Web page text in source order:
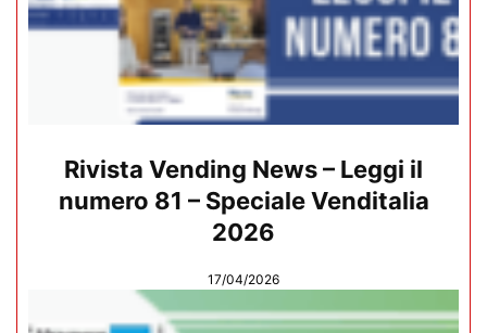
Rivista Vending News – Leggi il
numero 81 – Speciale Venditalia
2026
17/04/2026